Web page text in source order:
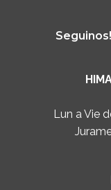
Seguinos!
Lun a Vie